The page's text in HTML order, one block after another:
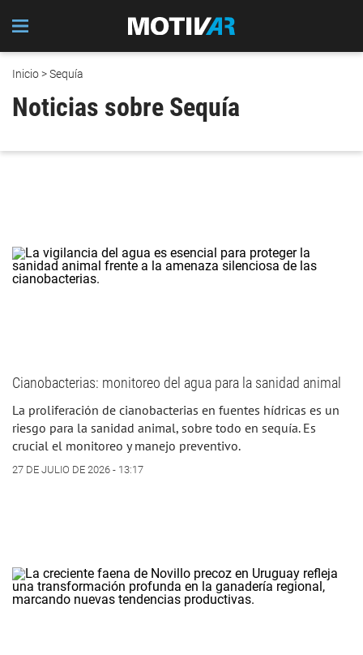
Inicio> Sequía
Noticias sobre Sequía
Cianobacterias: monitoreo del agua para la sanidad animal
La proliferación de cianobacterias en fuentes hídricas es un
riesgo para la sanidad animal, sobre todo en sequía. Es
crucial el monitoreo y manejo preventivo.
27 DE JULIO DE 2026 - 13:17